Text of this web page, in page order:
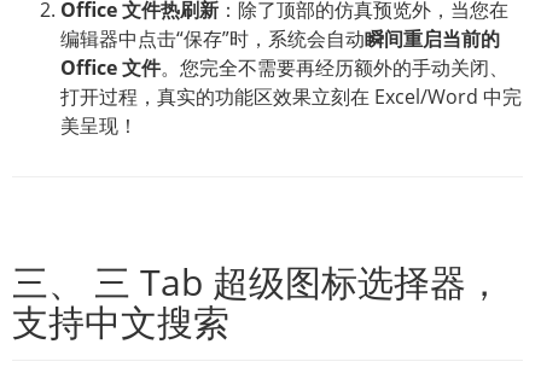
Office 文件热刷新 ：除了顶部的仿真预览外，当您在
编辑器中点击“保存”时，系统会自动瞬间重启当前的
Office 文件。您完全不需要再经历额外的手动关闭、
打开过程，真实的功能区效果立刻在 Excel/Word 中完
美呈现！
三、 三 Tab 超级图标选择器，
支持中文搜索